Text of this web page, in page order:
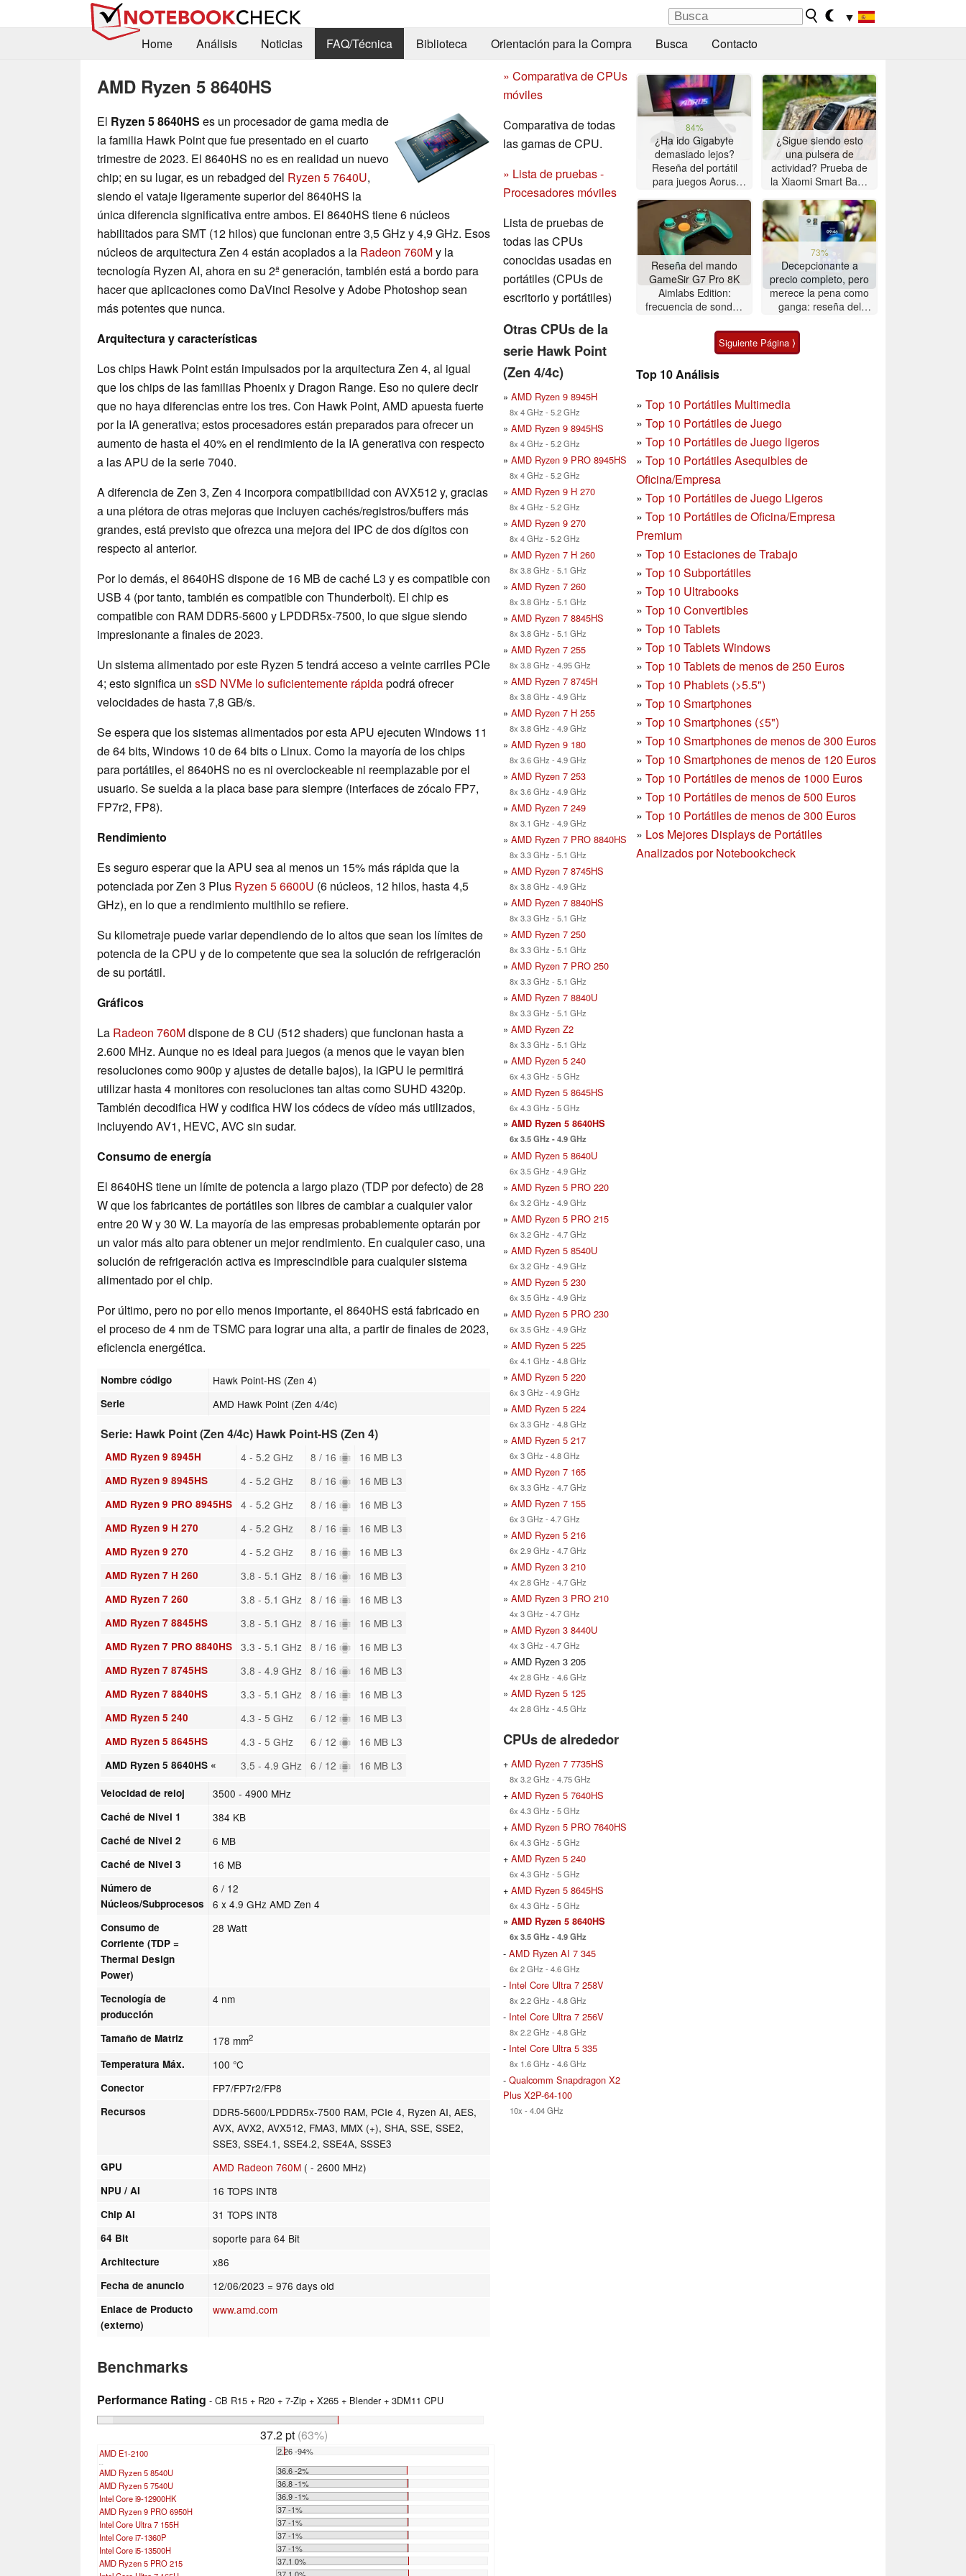
▼
Home
Análisis Noticias FAQ/Técnica Biblioteca Orientación para la Compra Busca Contacto
AMD Ryzen 5 8640HS
El Ryzen 5 8640HS es un procesador de gama media de
la familia Hawk Point que fue presentado en el cuarto
trimestre de 2023. El 8640HS no es en realidad un nuevo
chip; en su lugar, es un rebadged del Ryzen 5 7640U,
siendo el vataje ligeramente superior del 8640HS la
única diferencia significativa entre ambos. El 8640HS tiene 6 núcleos
habilitados para SMT (12 hilos) que funcionan entre 3,5 GHz y 4,9 GHz. Esos
núcleos de arquitectura Zen 4 están acoplados a la Radeon 760My la
tecnología Ryzen AI, ahora en su 2ª generación, también está a bordo para
hacer que aplicaciones como DaVinci Resolve y Adobe Photoshop sean
más potentes que nunca.
Arquitectura y características
Los chips Hawk Point están impulsados por la arquitectura Zen 4, al igual
que los chips de las familias Phoenix y Dragon Range. Eso no quiere decir
que no haya diferencias entre los tres. Con Hawk Point, AMD apuesta fuerte
por la IA generativa; estos procesadores están preparados para ofrecer un
aumento de hasta el 40% en el rendimiento de la IA generativa con respecto
a las APU de la serie 7040.
A diferencia de Zen 3, Zen 4 incorpora compatibilidad con AVX512 y, gracias
a una plétora de otras mejoras que incluyen cachés/registros/buffers más
grandes, está previsto que ofrezca una mejora del IPC de dos dígitos con
respecto al anterior.
Por lo demás, el 8640HS dispone de 16 MB de caché L3 y es compatible con
USB 4 (por tanto, también es compatible con Thunderbolt). El chip es
compatible con RAM DDR5-5600 y LPDDR5x-7500, lo que sigue siendo
impresionante a finales de 2023.
Un sistema alimentado por este Ryzen 5 tendrá acceso a veinte carriles PCIe
4; esto significa un sSD NVMe lo suficientemente rápidapodrá ofrecer
velocidades de hasta 7,8 GB/s.
Se espera que los sistemas alimentados por esta APU ejecuten Windows 11
de 64 bits, Windows 10 de 64 bits o Linux. Como la mayoría de los chips
para portátiles, el 8640HS no es ni overclockeable ni reemplazable por el
usuario. Se suelda a la placa base para siempre (interfaces de zócalo FP7,
FP7r2, FP8).
Rendimiento
Es seguro esperar que la APU sea al menos un 15% más rápida que la
potenciada por Zen 3 Plus Ryzen 5 6600U (6 núcleos, 12 hilos, hasta 4,5
GHz), en lo que a rendimiento multihilo se refiere.
Su kilometraje puede variar dependiendo de lo altos que sean los límites de
potencia de la CPU y de lo competente que sea la solución de refrigeración
de su portátil.
Gráficos
La Radeon 760Mdispone de 8 CU (512 shaders) que funcionan hasta a
2.600 MHz. Aunque no es ideal para juegos (a menos que le vayan bien
resoluciones como 900p y ajustes de detalle bajos), la iGPU le permitirá
utilizar hasta 4 monitores con resoluciones tan altas como SUHD 4320p.
También decodifica HW y codifica HW los códecs de vídeo más utilizados,
incluyendo AV1, HEVC, AVC sin sudar.
Consumo de energía
El 8640HS tiene un límite de potencia a largo plazo (TDP por defecto) de 28
W que los fabricantes de portátiles son libres de cambiar a cualquier valor
entre 20 W y 30 W. La mayoría de las empresas probablemente optarán por
un valor más alto para obtener un mejor rendimiento. En cualquier caso, una
solución de refrigeración activa es imprescindible para cualquier sistema
alimentado por el chip.
Por último, pero no por ello menos importante, el 8640HS está fabricado en
el proceso de 4 nm de TSMC para lograr una alta, a partir de finales de 2023,
eficiencia energética.
Nombre código Hawk Point-HS (Zen 4)
Serie AMD Hawk Point (Zen 4/4c)
Serie: Hawk Point (Zen 4/4c) Hawk Point-HS (Zen 4)
AMD Ryzen 9 8945H 4 - 5.2 GHz 8 / 16 16 MB L3
AMD Ryzen 9 8945HS 4 - 5.2 GHz 8 / 16 16 MB L3
AMD Ryzen 9 PRO 8945HS 4 - 5.2 GHz 8 / 16 16 MB L3
AMD Ryzen 9 H 270 4 - 5.2 GHz 8 / 16 16 MB L3
AMD Ryzen 9 270 4 - 5.2 GHz 8 / 16 16 MB L3
AMD Ryzen 7 H 260 3.8 - 5.1 GHz 8 / 16 16 MB L3
AMD Ryzen 7 260 3.8 - 5.1 GHz 8 / 16 16 MB L3
AMD Ryzen 7 8845HS 3.8 - 5.1 GHz 8 / 16 16 MB L3
AMD Ryzen 7 PRO 8840HS 3.3 - 5.1 GHz 8 / 16 16 MB L3
AMD Ryzen 7 8745HS 3.8 - 4.9 GHz 8 / 16 16 MB L3
AMD Ryzen 7 8840HS 3.3 - 5.1 GHz 8 / 16 16 MB L3
AMD Ryzen 5 240 4.3 - 5 GHz 6 / 12 16 MB L3
AMD Ryzen 5 8645HS 4.3 - 5 GHz 6 / 12 16 MB L3
AMD Ryzen 5 8640HS « 3.5 - 4.9 GHz 6 / 12 16 MB L3
Velocidad de reloj 3500 - 4900 MHz
Caché de Nivel 1 384 KB
Caché de Nivel 2 6 MB
Caché de Nivel 3 16 MB
Número de
Núcleos/Subprocesos
6 / 12
6 x 4.9 GHz AMD Zen 4
Consumo de
Corriente (TDP =
Thermal Design
Power)
28 Watt
Tecnología de
producción
4 nm
Tamaño de Matriz 178 mm2
Temperatura Máx. 100 °C
Conector FP7/FP7r2/FP8
Recursos
DDR5-5600/LPDDR5x-7500 RAM, PCIe 4, Ryzen AI, AES,
AVX, AVX2, AVX512, FMA3, MMX (+), SHA, SSE, SSE2,
SSE3, SSE4.1, SSE4.2, SSE4A, SSSE3
GPU AMD Radeon 760M ( - 2600 MHz)
NPU / AI 16 TOPS INT8
Chip AI 31 TOPS INT8
64 Bit soporte para 64 Bit
Architecture x86
Fecha de anuncio 12/06/2023 = 976 days old
Enlace de Producto
(externo)
www.amd.com
Benchmarks
Performance Rating - CB R15 + R20 + 7-Zip + X265 + Blender + 3DM11 CPU
37.2 pt(63%)
AMD E1-2100 2.26 -94%
AMD Ryzen 5 8540U
36.6 -2%
AMD Ryzen 5 7540U
36.8 -1%
Intel Core i9-12900HK
36.9 -1%
AMD Ryzen 9 PRO 6950H
37 -1%
Intel Core Ultra 7 155H
37 -1%
Intel Core i7-1360P
37 -1%
Intel Core i5-13500H
37 -1%
AMD Ryzen 5 PRO 215
37.1 0%
37.1 0%
» Comparativa de CPUs
móviles
Comparativa de todas
las gamas de CPU.
» Lista de pruebas -
Procesadores móviles
Lista de pruebas de
todas las CPUs
conocidas usadas en
portátiles (CPUs de
escritorio y portátiles)
Otras CPUs de la
serie Hawk Point
(Zen 4/4c)
» AMD Ryzen 9 8945H
8x 4 GHz - 5.2 GHz
» AMD Ryzen 9 8945HS
8x 4 GHz - 5.2 GHz
» AMD Ryzen 9 PRO 8945HS
8x 4 GHz - 5.2 GHz
» AMD Ryzen 9 H 270
8x 4 GHz - 5.2 GHz
» AMD Ryzen 9 270
8x 4 GHz - 5.2 GHz
» AMD Ryzen 7 H 260
8x 3.8 GHz - 5.1 GHz
» AMD Ryzen 7 260
8x 3.8 GHz - 5.1 GHz
» AMD Ryzen 7 8845HS
8x 3.8 GHz - 5.1 GHz
» AMD Ryzen 7 255
8x 3.8 GHz - 4.95 GHz
» AMD Ryzen 7 8745H
8x 3.8 GHz - 4.9 GHz
» AMD Ryzen 7 H 255
8x 3.8 GHz - 4.9 GHz
» AMD Ryzen 9 180
8x 3.6 GHz - 4.9 GHz
» AMD Ryzen 7 253
8x 3.6 GHz - 4.9 GHz
» AMD Ryzen 7 249
8x 3.1 GHz - 4.9 GHz
» AMD Ryzen 7 PRO 8840HS
8x 3.3 GHz - 5.1 GHz
» AMD Ryzen 7 8745HS
8x 3.8 GHz - 4.9 GHz
» AMD Ryzen 7 8840HS
8x 3.3 GHz - 5.1 GHz
» AMD Ryzen 7 250
8x 3.3 GHz - 5.1 GHz
» AMD Ryzen 7 PRO 250
8x 3.3 GHz - 5.1 GHz
» AMD Ryzen 7 8840U
8x 3.3 GHz - 5.1 GHz
» AMD Ryzen Z2
8x 3.3 GHz - 5.1 GHz
» AMD Ryzen 5 240
6x 4.3 GHz - 5 GHz
» AMD Ryzen 5 8645HS
6x 4.3 GHz - 5 GHz
» AMD Ryzen 5 8640HS
6x 3.5 GHz - 4.9 GHz
» AMD Ryzen 5 8640U
6x 3.5 GHz - 4.9 GHz
» AMD Ryzen 5 PRO 220
6x 3.2 GHz - 4.9 GHz
» AMD Ryzen 5 PRO 215
6x 3.2 GHz - 4.7 GHz
» AMD Ryzen 5 8540U
6x 3.2 GHz - 4.9 GHz
» AMD Ryzen 5 230
6x 3.5 GHz - 4.9 GHz
» AMD Ryzen 5 PRO 230
6x 3.5 GHz - 4.9 GHz
» AMD Ryzen 5 225
6x 4.1 GHz - 4.8 GHz
» AMD Ryzen 5 220
6x 3 GHz - 4.9 GHz
» AMD Ryzen 5 224
6x 3.3 GHz - 4.8 GHz
» AMD Ryzen 5 217
6x 3 GHz - 4.8 GHz
» AMD Ryzen 7 165
6x 3.3 GHz - 4.7 GHz
» AMD Ryzen 7 155
6x 3 GHz - 4.7 GHz
» AMD Ryzen 5 216
6x 2.9 GHz - 4.7 GHz
» AMD Ryzen 3 210
4x 2.8 GHz - 4.7 GHz
» AMD Ryzen 3 PRO 210
4x 3 GHz - 4.7 GHz
» AMD Ryzen 3 8440U
4x 3 GHz - 4.7 GHz
» AMD Ryzen 3 205
4x 2.8 GHz - 4.6 GHz
» AMD Ryzen 5 125
4x 2.8 GHz - 4.5 GHz
CPUs de alrededor
+ AMD Ryzen 7 7735HS
8x 3.2 GHz - 4.75 GHz
+ AMD Ryzen 5 7640HS
6x 4.3 GHz - 5 GHz
+ AMD Ryzen 5 PRO 7640HS
6x 4.3 GHz - 5 GHz
+ AMD Ryzen 5 240
6x 4.3 GHz - 5 GHz
+ AMD Ryzen 5 8645HS
6x 4.3 GHz - 5 GHz
» AMD Ryzen 5 8640HS
6x 3.5 GHz - 4.9 GHz
- AMD Ryzen AI 7 345
6x 2 GHz - 4.6 GHz
- Intel Core Ultra 7 258V
8x 2.2 GHz - 4.8 GHz
- Intel Core Ultra 7 256V
8x 2.2 GHz - 4.8 GHz
- Intel Core Ultra 5 335
8x 1.6 GHz - 4.6 GHz
- Qualcomm Snapdragon X2
Plus X2P-64-100
10x - 4.04 GHz
84%
¿Ha ido Gigabyte
demasiado lejos?
Reseña del portátil
para juegos Aorus
Zen 5
¿Sigue siendo esto
una pulsera de
actividad? Prueba de
la Xiaomi Smart Band
Reseña del mando
GameSir G7 Pro 8K
Aimlabs Edition:
frecuencia de sondeo
asequible
73%
Decepcionante a
precio completo, pero
merece la pena como
ganga: reseña del
Moto G47
Siguiente Página ⟩
Top 10 Análisis
» Top 10 Portátiles Multimedia
» Top 10 Portátiles de Juego
» Top 10 Portátiles de Juego ligeros
» Top 10 Portátiles Asequibles de
Oficina/Empresa
» Top 10 Portátiles de Juego Ligeros
» Top 10 Portátiles de Oficina/Empresa
Premium
» Top 10 Estaciones de Trabajo
» Top 10 Subportátiles
» Top 10 Ultrabooks
» Top 10 Convertibles
» Top 10 Tablets
» Top 10 Tablets Windows
» Top 10 Tablets de menos de 250 Euros
» Top 10 Phablets (>5.5")
» Top 10 Smartphones
» Top 10 Smartphones (≤5")
» Top 10 Smartphones de menos de 300 Euros
» Top 10 Smartphonesde menos de 120 Euros
» Top 10 Portátiles de menos de 1000 Euros
» Top 10 Portátiles de menos de 500 Euros
» Top 10 Portátiles de menos de 300 Euros
» Los Mejores Displays de Portátiles
Analizados por Notebookcheck